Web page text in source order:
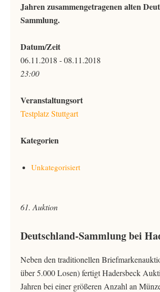
Jahren zusammengetragenen alten
Sammlung.
Datum/Zeit
06.11.2018 - 08.11.2018
23:00
Veranstaltungsort
Testplatz Stuttgart
Kategorien
Unkategorisiert
61. Auktion
Deutschland-Sammlung bei
Neben den traditionellen
über 5.000 Losen) fertigt Hadersbeck
Jahren bei einer größeren Anzahl an